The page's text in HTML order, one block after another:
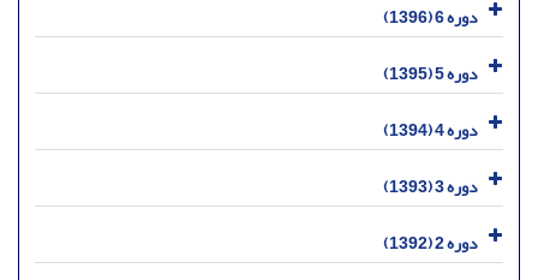
دوره 6 (1396)
دوره 5 (1395)
دوره 4 (1394)
دوره 3 (1393)
دوره 2 (1392)